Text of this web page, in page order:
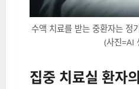
수액 치료를 받는 중환자는 정
(사진=AI
집중 치료실 환자의